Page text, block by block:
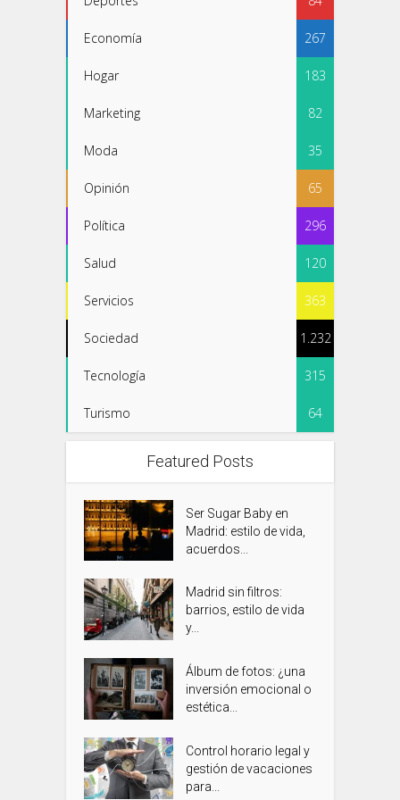
Economía 267
Hogar 183
Marketing 82
Moda 35
Opinión 65
Política 296
Salud 120
Servicios 363
Sociedad 1.232
Tecnología 315
Turismo 64
Featured Posts
Ser Sugar Baby en
Madrid: estilo de vida,
acuerdos...
Madrid sin filtros:
barrios, estilo de vida
y...
Álbum de fotos: ¿una
inversión emocional o
estética...
Control horario legal y
gestión de vacaciones
para...